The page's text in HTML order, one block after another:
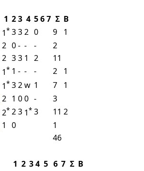
1 23 4 567 Σ B
1* 332 0 9
1
2 0- - -
2
2 33 1 2
11
1* 1 - - - 2
1
1* 32w 1 7
1
2 1 00 -
3
2* 23 1* 3 11 2
1 0
1
46
1 2 34 5 6 7 Σ B